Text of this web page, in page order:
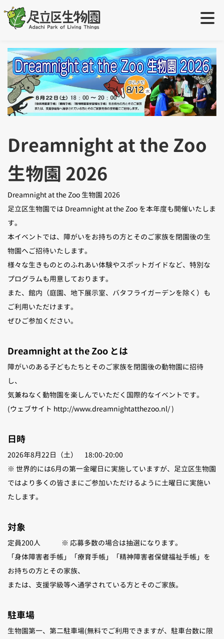
ご利用案内 ＋
ご利用案内
開園時間・休園日
アクセス
障がいをお持ちのお客様へ
小さなお子様連れのお客さまへ
学校・団体の方へ ＋
生物園団体利用について
職場体験・インターン実習・学芸員実習について
イベント・展示 ＋
生物園の生きもの
取り組み
特設ページ
ツシマウラボシシジミ生息域外保全
調査・研究・受賞
オンラインショップ
お問い合わせ
Dreamnight at the Zoo
生物園 2026
Dreamnight at the Zoo 生物園 2026
足立区生物園では Dreamnight at the Zoo を本年度も開催いたしま
す。
本イベントでは、障がいをお持ちの方とそのご家族を閉園後の生
物園へご招待いたします。
様々な生きものとのふれあい体験やスポットガイドなど、特別な
プログラムも用意しております。
また、館内（庭園、地下展示室、バタフライガーデンを除く）も
ご利用いただけます。
ぜひご参加ください。
Dreamnight at the Zoo とは
障がいのある子どもたちとそのご家族を閉園後の動物園に招待
し、
気兼ねなく動物園を楽しんでいただく国際的なイベントです。
(ウェブサイト http://www.dreamnightatthezoo.nl/ )
日時
2026年8月22日（土） 18:00-20:00
※ 世界的には6月の第一金曜日に実施していますが、足立区生物園
ではより多くの皆さまにご参加いただけるように土曜日に実施い
たします。
対象
定員200人 ※ 応募多数の場合は抽選になります。
「身体障害者手帳」「療育手帳」「精神障害者保健福祉手帳」を
お持ちの方とその家族、
または、支援学級等へ通学されている方とそのご家族。
駐車場
生物園第一、第二駐車場(無料でご利用できますが、駐車台数に限